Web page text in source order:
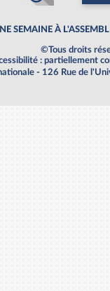
SEMAINE À
©Tous droits
: partiellement
- 126 Rue de